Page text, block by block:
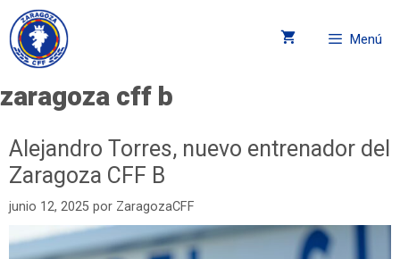
Menú
zaragoza cff b
Alejandro Torres, nuevo entrenador del
Zaragoza CFF B
junio 12, 2025 por ZaragozaCFF